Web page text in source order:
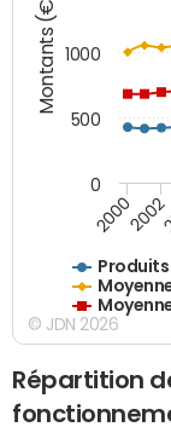
Montants (€)
20002002
500
1000
0
© JDN 2026
Répartition